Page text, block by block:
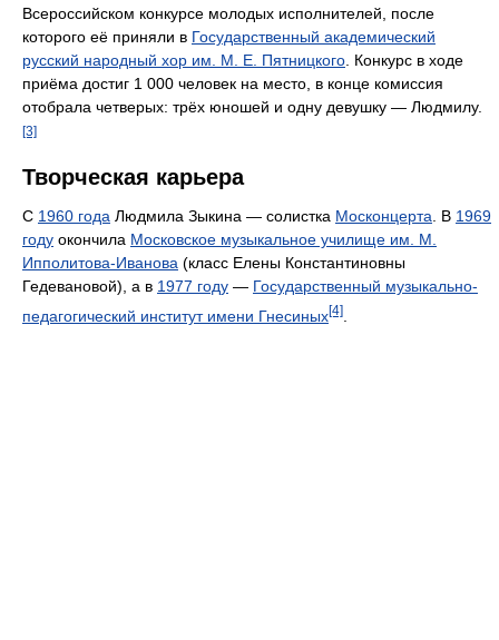
Всероссийском конкурсе молодых исполнителей, после
которого её приняли в Государственный академический
русский народный хор им. М. Е. Пятницкого . Конкурс в ходе
приёма достиг 1 000 человек на место, в конце комиссия
отобрала четверых: трёх юношей и одну девушку — Людмилу.
[3]
Творческая карьера
С 1960 года Людмила Зыкина — солистка Москонцерта . В 1969
году окончила Московское музыкальное училище им. М.
Ипполитова-Иванова (класс Елены Константиновны
Гедевановой), а в 1977 году — Государственный музыкально-
педагогический институт имени Гнесиных[4]